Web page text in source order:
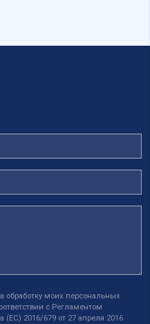
обработку моих персональных
с Регламентом
(ЕС) 2016/679 от 27 апреля 2016